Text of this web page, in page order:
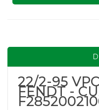
22/2-95
FENDT -